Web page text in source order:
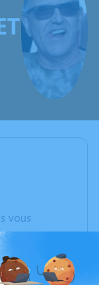
vous
le
: